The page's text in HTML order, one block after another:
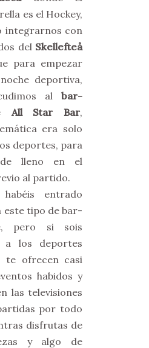
es el Hockey,
integrarnos con
del Skellefteå
para empezar
deportiva,
al bar-
All Star Bar,
era solo
deportes, para
de lleno en el
al partido.
entrado
este tipo de bar-
pero si sois
a los deportes
te ofrecen casi
habidos y
las televisiones
por todo
disfrutas de
y algo de